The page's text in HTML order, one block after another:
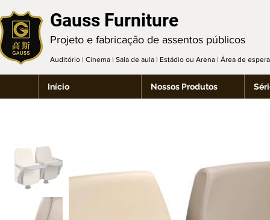
Gauss Furniture
Projeto e fabricação de assentos públicos
Auditório | Cinema | Sala de aula | Estádio ou Arena | Área de
Início Nossos Produtos